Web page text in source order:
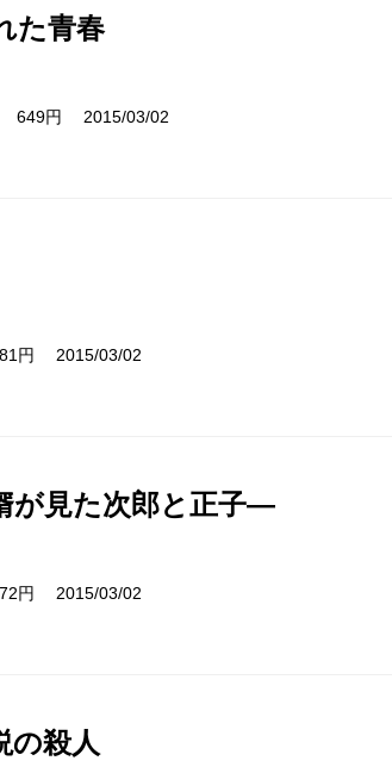
た青春
649円 2015/03/02
円 2015/03/02
が見た次郎と正子―
円 2015/03/02
の殺人